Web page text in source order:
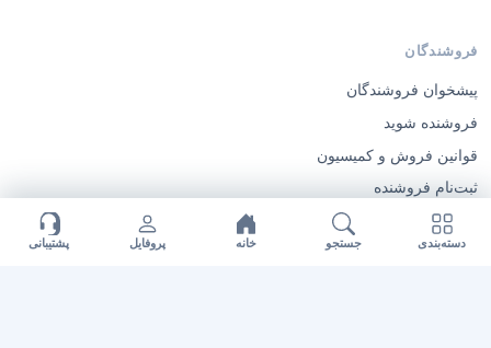
فروشندگان
پیشخوان فروشندگان
فروشنده شوید
قوانین فروش و کمیسیون
ثبت‌نام فروشنده
دسته‌بندی جستجو خانه پروفایل پشتیبانی